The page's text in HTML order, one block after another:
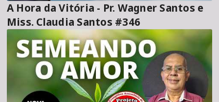
A Hora da Vitória - Pr. Wagner Santos e
Miss. Claudia Santos #346